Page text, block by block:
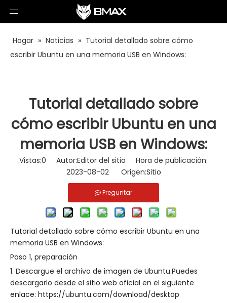
Hogar » Noticias » Tutorial detallado sobre cómo
escribir Ubuntu en una memoria USB en Windows:
Tutorial detallado sobre
cómo escribir Ubuntu en una
memoria USB en Windows:
Vistas:0 Autor:Editor del sitio Hora de publicación:
2023-08-02 Origen:Sitio
Preguntar
Tutorial detallado sobre cómo escribir Ubuntu en una
memoria USB en Windows:
Paso 1, preparación
1. Descargue el archivo de imagen de Ubuntu.Puedes
descargarlo desde el sitio web oficial en el siguiente
enlace: https://ubuntu.com/download/desktop